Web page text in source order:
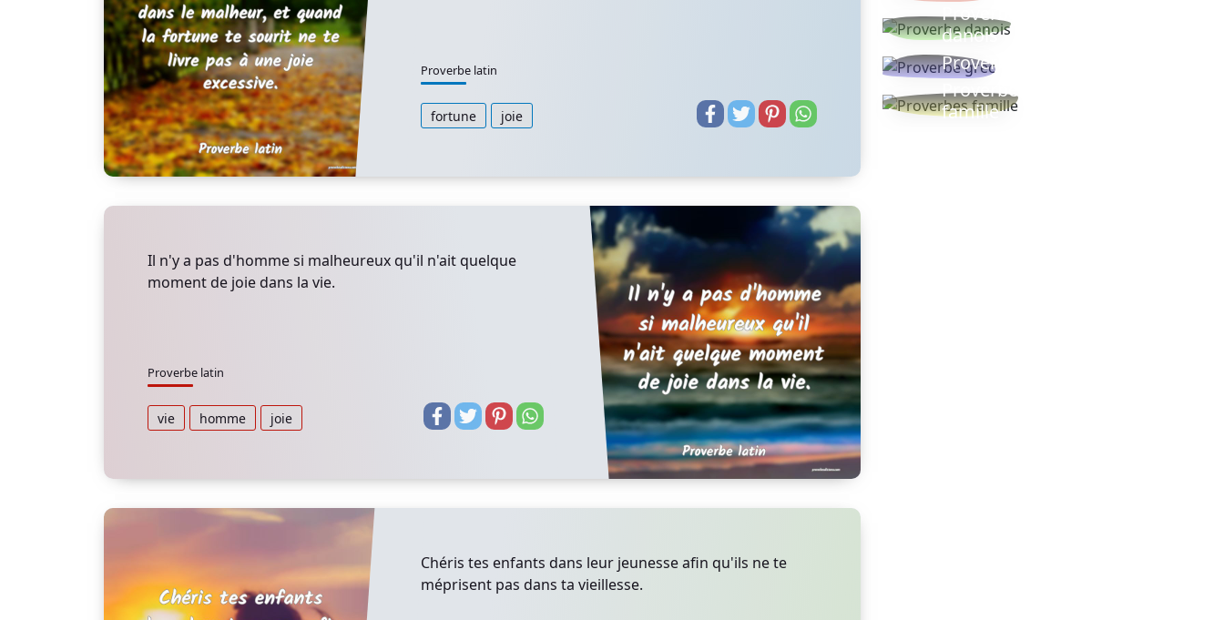
Proverbe latin
fortune joie
Il n'y a pas d'homme si malheureux qu'il n'ait quelque
moment de joie dans la vie.
Proverbe latin
vie homme joie
Chéris tes enfants dans leur jeunesse afin qu'ils ne te
méprisent pas dans ta vieillesse.
Proverbe
danois
Proverbe grec
Proverbes
famille